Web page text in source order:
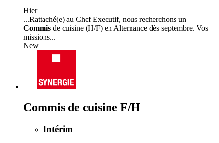
Hier
...Rattaché(e) au Chef Executif, nous recherchons un
Commis de cuisine (H/F) en Alternance dès septembre. Vos
missions...
New
Commis de cuisine F/H
Intérim